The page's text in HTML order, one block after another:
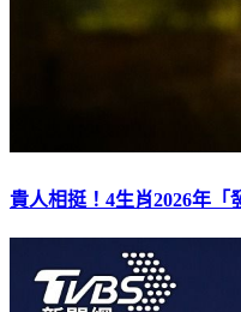
貴人相挺！4生肖2026年